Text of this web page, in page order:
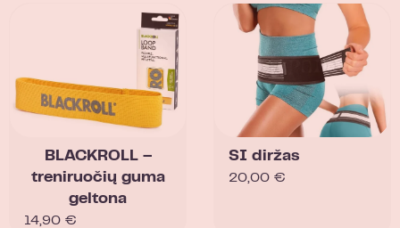
BLACKROLL –
treniruočių guma
geltona
14,90 €
SI diržas
20,00 €